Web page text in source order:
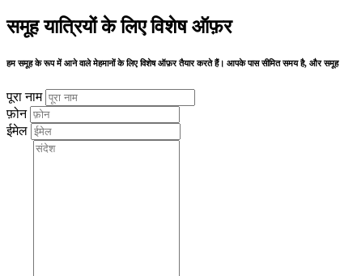
समूह यात्रियों के लिए विशेष ऑफ़र
हम समूह के रूप में आने वाले मेहमानों के लिए विशेष ऑफ़र तैयार करते हैं। आपके पास सीमित समय है, और
पूरा नाम
फ़ोन
ईमेल